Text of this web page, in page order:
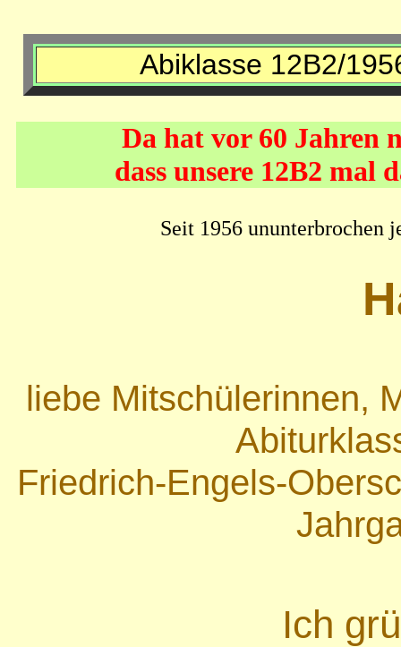
Abiklasse 12B2/
Da hat vor 60 Jahren
dass unsere 12B2 mal
Seit 1956 ununterbrochen
liebe Mitschülerinnen,
Friedrich-Engels-
Ich